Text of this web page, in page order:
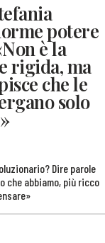
potere
è la
rigida, ma
che le
solo
Dire parole
che abbiamo, più ricco